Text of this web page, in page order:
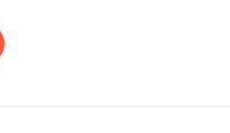
que estaba destinada a
una voz, aguda y llena